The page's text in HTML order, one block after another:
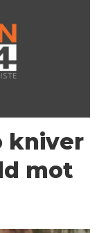
kniver
mot